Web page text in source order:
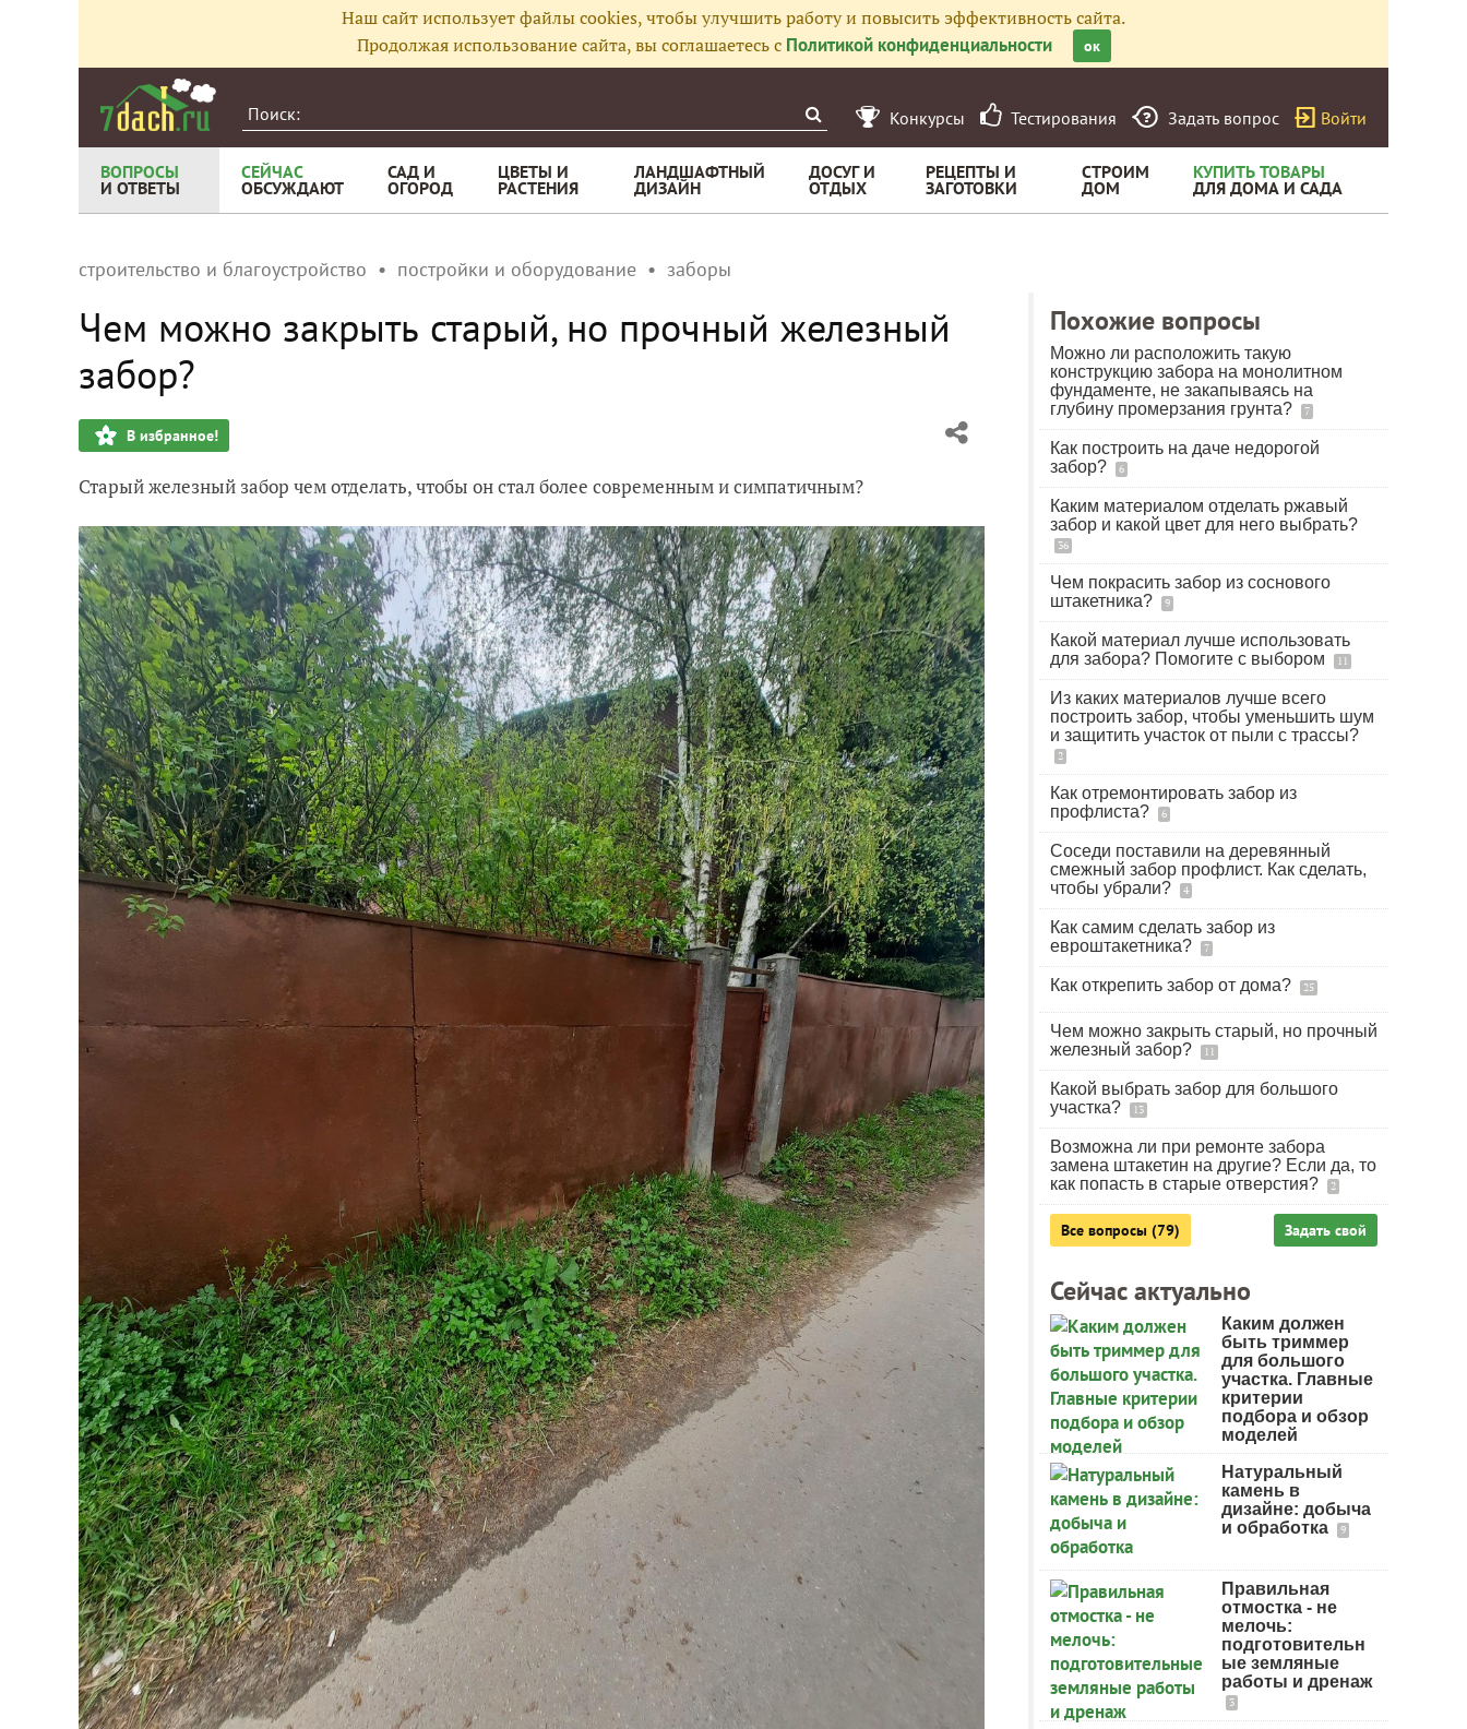
Наш сайт использует файлы cookies, чтобы улучшить работу и повысить эффективность сайта.
Продолжая использование сайта, вы соглашаетесь с Политикой конфиденциальности ок
Конкурсы Тестирования Задать вопрос Войти
ВОПРОСЫ
И ОТВЕТЫ
СЕЙЧАС
ОБСУЖДАЮТ
САД И
ОГОРОД
ЦВЕТЫ И
РАСТЕНИЯ
ЛАНДШАФТНЫЙ
ДИЗАЙН
ДОСУГ И
ОТДЫХ
РЕЦЕПТЫ И
ЗАГОТОВКИ
СТРОИМ
ДОМ
КУПИТЬ ТОВАРЫ
ДЛЯ ДОМА И САДА
строительство и благоустройство постройки и оборудование заборы
Чем можно закрыть старый, но прочный железный
забор?
В избранное!
Старый железный забор чем отделать, чтобы он стал более современным и симпатичным?
Похожие вопросы
Можно ли расположить такую
конструкцию забора на монолитном
фундаменте, не закапываясь на
глубину промерзания грунта?
7
Как построить на даче недорогой
забор?
6
Каким материалом отделать ржавый
забор и какой цвет для него выбрать?
36
Чем покрасить забор из соснового
штакетника?
9
Какой материал лучше использовать
для забора? Помогите с выбором
11
Из каких материалов лучше всего
построить забор, чтобы уменьшить шум
и защитить участок от пыли с трассы?
2
Как отремонтировать забор из
профлиста?
6
Соседи поставили на деревянный
смежный забор профлист. Как сделать,
чтобы убрали?
4
Как самим сделать забор из
евроштакетника?
7
Как открепить забор от дома? 25
Чем можно закрыть старый, но прочный
железный забор?
11
Какой выбрать забор для большого
участка?
13
Возможна ли при ремонте забора
замена штакетин на другие? Если да, то
как попасть в старые отверстия?
2
Все вопросы (79) Задать свой
Сейчас актуально
Каким должен
быть триммер
для большого
участка. Главные
критерии
подбора и обзор
моделей
Натуральный
камень в
дизайне: добыча
и обработка
9
Правильная
отмостка - не
мелочь:
подготовительн
ые земляные
работы и дренаж
3